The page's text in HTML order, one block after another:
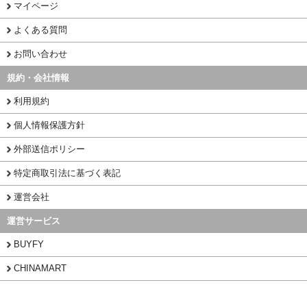
マイページ
よくある質問
お問い合わせ
規約・会社情報
利用規約
個人情報保護方針
外部送信ポリシー
特定商取引法に基づく表記
運営会社
運営サービス
BUYFY
CHINAMART